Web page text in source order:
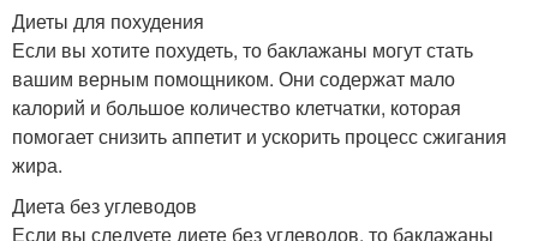
Диеты для похудения
Если вы хотите похудеть, то баклажаны могут стать
вашим верным помощником. Они содержат мало
калорий и большое количество клетчатки, которая
помогает снизить аппетит и ускорить процесс сжигания
жира.
Диета без углеводов
Если вы следуете диете без углеводов, то баклажаны